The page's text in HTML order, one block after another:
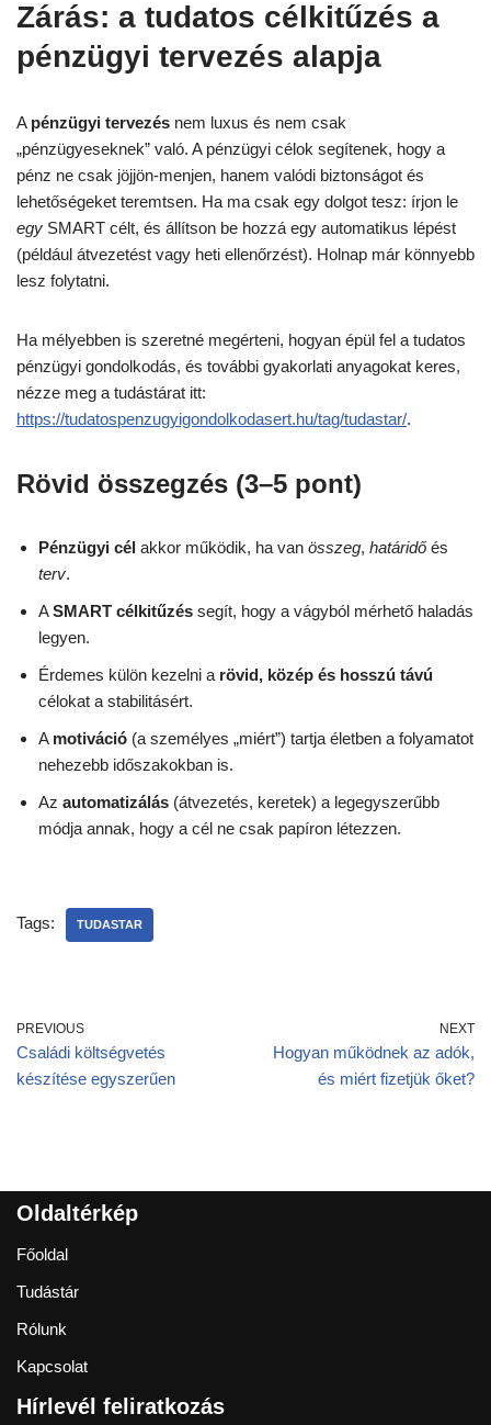
Zárás: a tudatos célkitűzés a
pénzügyi tervezés alapja
A pénzügyi tervezés nem luxus és nem csak
„pénzügyeseknek” való. A pénzügyi célok segítenek, hogy a
pénz ne csak jöjjön-menjen, hanem valódi biztonságot és
lehetőségeket teremtsen. Ha ma csak egy dolgot tesz: írjon le
egy SMART célt, és állítson be hozzá egy automatikus lépést
(például átvezetést vagy heti ellenőrzést). Holnap már könnyebb
lesz folytatni.
Ha mélyebben is szeretné megérteni, hogyan épül fel a tudatos
pénzügyi gondolkodás, és további gyakorlati anyagokat keres,
nézze meg a tudástárat itt:
https://tudatospenzugyigondolkodasert.hu/tag/tudastar/.
Rövid összegzés (3–5 pont)
Pénzügyi cél akkor működik, ha van összeg, határidőés
terv.
ASMART célkitűzés segít, hogy a vágyból mérhető haladás
legyen.
Érdemes külön kezelni a rövid, közép és hosszú távú
célokat a stabilitásért.
A motiváció (a személyes „miért”) tartja életben a folyamatot
nehezebb időszakokban is.
Az automatizálás (átvezetés, keretek) a legegyszerűbb
módja annak, hogy a cél ne csak papíron létezzen.
Tags: TUDASTAR
PREVIOUS
Családi költségvetés
készítése egyszerűen
NEXT
Hogyan működnek az adók,
és miért fizetjük őket?
Oldaltérkép
Főoldal
Tudástár
Rólunk
Kapcsolat
Hírlevél feliratkozás